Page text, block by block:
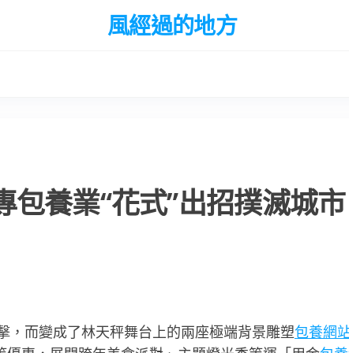
風經過的地方
包養業“花式”出招撲滅城市
，而變成了林天秤舞台上的兩座極端背景雕塑包養網